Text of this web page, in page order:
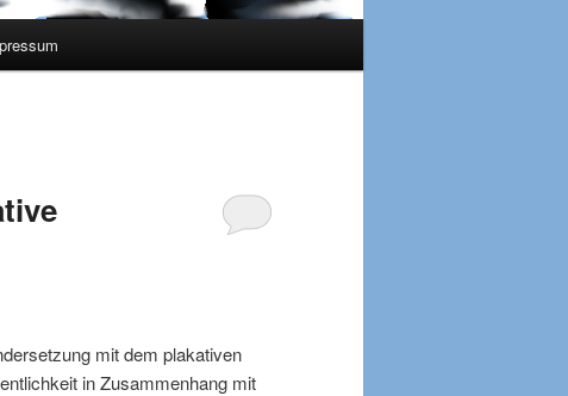
mit dem plakativen
in Zusammenhang mit